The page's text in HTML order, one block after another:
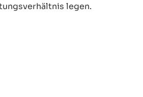
legen.